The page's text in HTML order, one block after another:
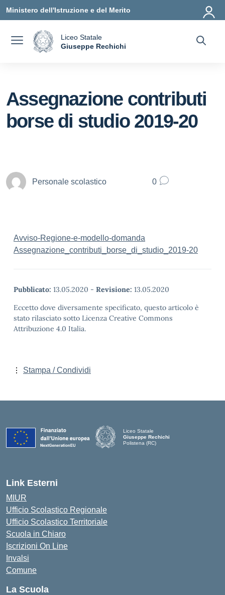
Ministero dell'Istruzione e del Merito
Liceo Statale
Giuseppe Rechichi
Assegnazione contributi
borse di studio 2019-20
Personale scolastico 0
Avviso-Regione-e-modello-domanda
Assegnazione_contributi_borse_di_studio_2019-20
Pubblicato: 13.05.2020 - Revisione: 13.05.2020
Eccetto dove diversamente specificato, questo articolo è
stato rilasciato sotto Licenza Creative Commons
Attribuzione 4.0 Italia.
Stampa / Condividi
Liceo Statale
Giuseppe Rechichi
Polistena (RC)
Link Esterni
MIUR
Ufficio Scolastico Regionale
Ufficio Scolastico Territoriale
Scuola in Chiaro
Iscrizioni On Line
Invalsi
Comune
La Scuola